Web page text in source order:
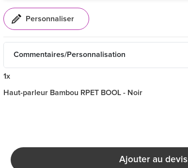
Commentaires/Personnalisation
1x
Haut-parleur Bambou RPET BOOL - Noir
Ajouter au devis